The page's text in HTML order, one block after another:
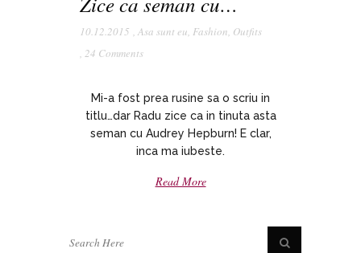
10.12.2015 , Asa sunt eu, Fashion, Outfits
, 24 Comments
Mi-a fost prea rusine sa o scriu in
titlu…dar Radu zice ca in tinuta asta
seman cu Audrey Hepburn! E clar,
inca ma iubeste.
Read More